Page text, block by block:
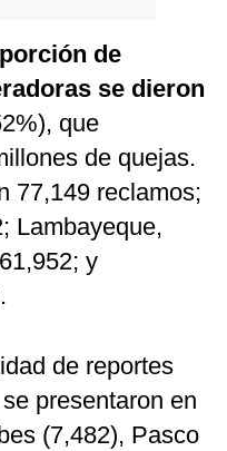
de
se dieron
que
de quejas.
77,149 reclamos;
Lambayeque,
y
de reportes
presentaron en
(7,482), Pasco